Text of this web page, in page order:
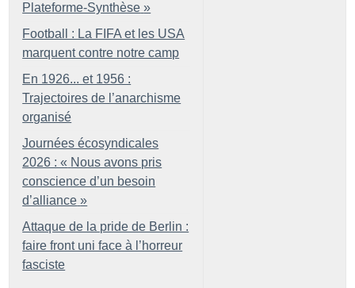
Plateforme-Synthèse »
Football : La FIFA et les USA
marquent contre notre camp
En 1926... et 1956 :
Trajectoires de l’anarchisme
organisé
Journées écosyndicales
2026 : « Nous avons pris
conscience d’un besoin
d’alliance »
Attaque de la pride de Berlin :
faire front uni face à l’horreur
fasciste